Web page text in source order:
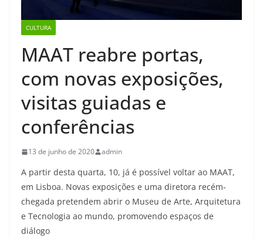
CULTURA
MAAT reabre portas,
com novas exposições,
visitas guiadas e
conferências
13 de junho de 2020 admin
A partir desta quarta, 10, já é possível voltar ao MAAT,
em Lisboa. Novas exposições e uma diretora recém-
chegada pretendem abrir o Museu de Arte, Arquitetura
e Tecnologia ao mundo, promovendo espaços de
diálogo